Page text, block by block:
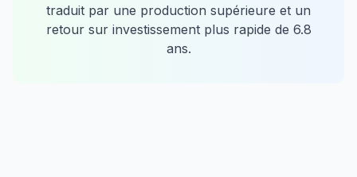
traduit par une production supérieure et un
retour sur investissement plus rapide de 6.8
ans.